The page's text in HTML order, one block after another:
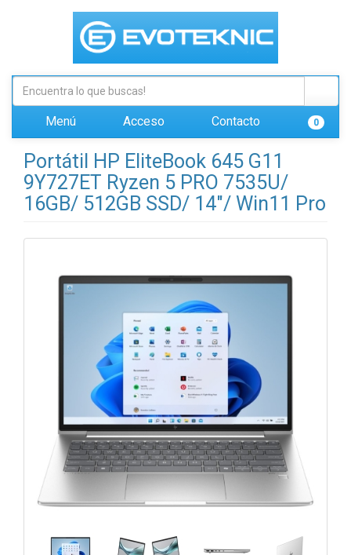
Menú Acceso Contacto 0
Portátil HP EliteBook 645 G11
9Y727ET Ryzen 5 PRO 7535U/
16GB/ 512GB SSD/ 14"/ Win11 Pro